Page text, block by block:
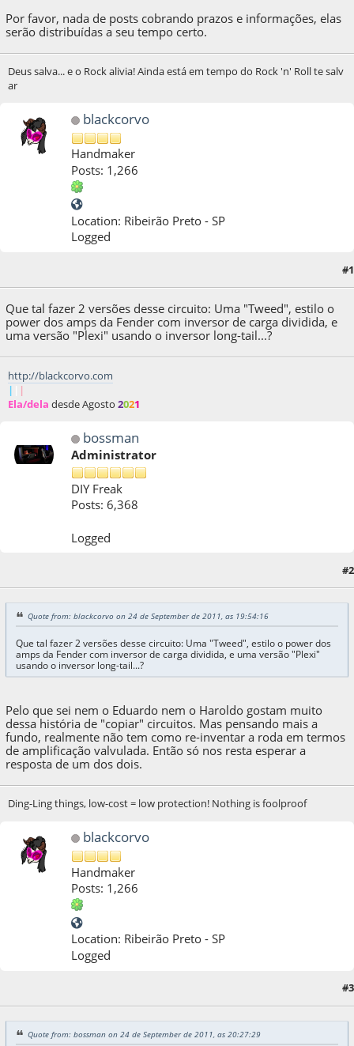
Por favor, nada de posts cobrando prazos e informações, elas
serão distribuídas a seu tempo certo.
Deus salva... e o Rock alivia! Ainda está em tempo do Rock 'n' Roll te salv
ar
blackcorvo
Handmaker
Posts: 1,266
Location: Ribeirão Preto - SP
Logged
#1
Que tal fazer 2 versões desse circuito: Uma "Tweed", estilo o
power dos amps da Fender com inversor de carga dividida, e
uma versão "Plexi" usando o inversor long-tail...?
http://blackcorvo.com
|
|
Ela/dela desde Agosto 2021
bossman
Administrator
DIY Freak
Posts: 6,368
Logged
#2
Quote from: blackcorvo on 24 de September de 2011, as 19:54:16
Que tal fazer 2 versões desse circuito: Uma "Tweed", estilo o power dos
amps da Fender com inversor de carga dividida, e uma versão "Plexi"
usando o inversor long-tail...?
Pelo que sei nem o Eduardo nem o Haroldo gostam muito
dessa história de "copiar" circuitos. Mas pensando mais a
fundo, realmente não tem como re-inventar a roda em termos
de amplificação valvulada. Então só nos resta esperar a
resposta de um dos dois.
Ding-Ling things, low-cost = low protection! Nothing is foolproof
blackcorvo
Handmaker
Posts: 1,266
Location: Ribeirão Preto - SP
Logged
#3
Quote from: bossman on 24 de September de 2011, as 20:27:29